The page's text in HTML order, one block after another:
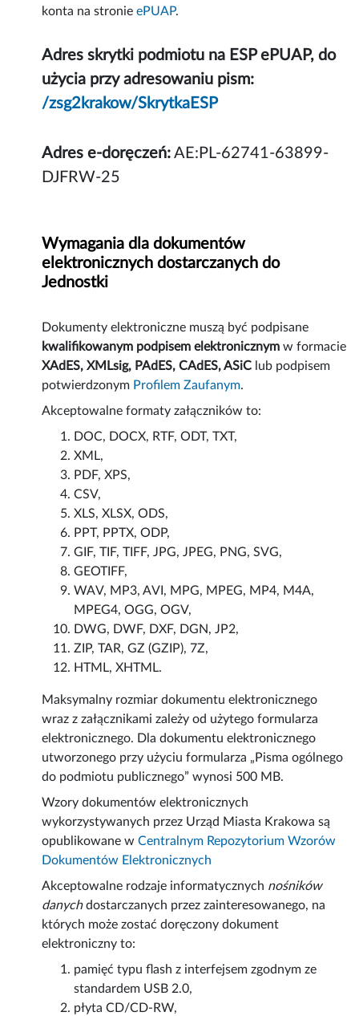
konta na stronieePUAP.
Adres skrytki podmiotu na ESP ePUAP, do
użycia przy adresowaniu pism:
/zsg2krakow/SkrytkaESP
Adres e-doręczeń: AE:PL-62741-63899-
DJFRW-25
Wymagania dla dokumentów
elektronicznych dostarczanych do
Jednostki
Dokumenty elektroniczne muszą być podpisane
kwalifikowanym podpisem elektronicznymw formacie
XAdES, XMLsig, PAdES, CAdES, ASiC lub podpisem
potwierdzonym Profilem Zaufanym.
Akceptowalne formaty załączników to:
DOC, DOCX, RTF, ODT, TXT,
XML,
PDF, XPS,
CSV,
XLS, XLSX, ODS,
PPT, PPTX, ODP,
GIF, TIF, TIFF, JPG, JPEG, PNG, SVG,
GEOTIFF,
WAV, MP3, AVI, MPG, MPEG, MP4, M4A,
MPEG4, OGG, OGV,
DWG, DWF, DXF, DGN, JP2,
ZIP, TAR, GZ (GZIP), 7Z,
HTML, XHTML.
Maksymalny rozmiar dokumentu elektronicznego
wraz z załącznikami zależy od użytego formularza
elektronicznego. Dla dokumentu elektronicznego
utworzonego przy użyciu formularza „Pisma ogólnego
do podmiotu publicznego” wynosi 500 MB.
Wzory dokumentów elektronicznych
wykorzystywanych przez Urząd Miasta Krakowa są
opublikowane wCentralnym Repozytorium Wzorów
Dokumentów Elektronicznych
Akceptowalne rodzaje informatycznych nośników
danychdostarczanych przez zainteresowanego, na
których może zostać doręczony dokument
elektroniczny to:
pamięć typu flash z interfejsem zgodnym ze
standardem USB 2.0,
płyta CD/CD-RW,